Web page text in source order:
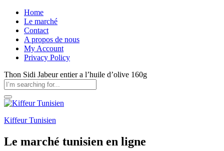
Home
Le marché
Contact
A propos de nous
My Account
Privacy Policy
Thon Sidi Jabeur entier a l’huile d’olive 160g
Kiffeur Tunisien
Le marché tunisien en ligne